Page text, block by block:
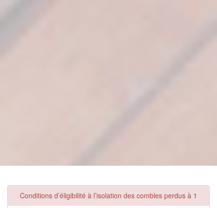
Conditions d’éligibilité à l’isolation des combles perdus à 1